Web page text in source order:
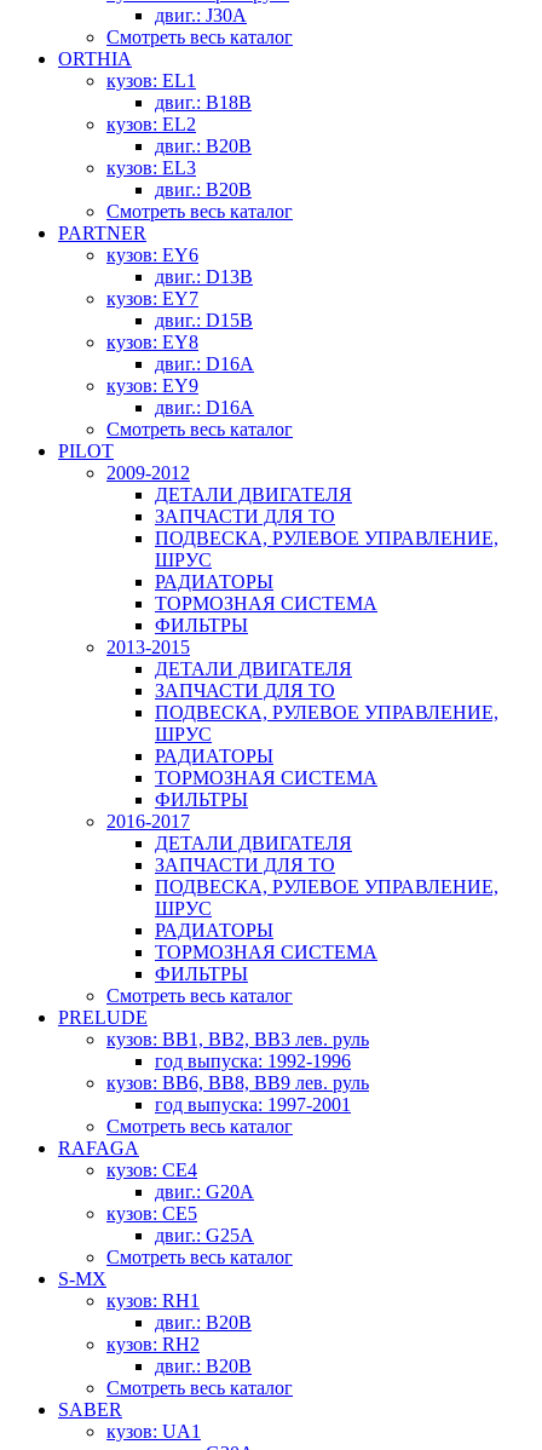
двиг.: J30A
Смотреть весь каталог
ORTHIA
кузов: EL1
двиг.: B18B
кузов: EL2
двиг.: B20B
кузов: EL3
двиг.: B20B
Смотреть весь каталог
PARTNER
кузов: EY6
двиг.: D13B
кузов: EY7
двиг.: D15B
кузов: EY8
двиг.: D16A
кузов: EY9
двиг.: D16A
Смотреть весь каталог
PILOT
2009-2012
ДЕТАЛИ ДВИГАТЕЛЯ
ЗАПЧАСТИ ДЛЯ ТО
ПОДВЕСКА, РУЛЕВОЕ УПРАВЛЕНИЕ,
ШРУС
РАДИАТОРЫ
ТОРМОЗНАЯ СИСТЕМА
ФИЛЬТРЫ
2013-2015
ДЕТАЛИ ДВИГАТЕЛЯ
ЗАПЧАСТИ ДЛЯ ТО
ПОДВЕСКА, РУЛЕВОЕ УПРАВЛЕНИЕ,
ШРУС
РАДИАТОРЫ
ТОРМОЗНАЯ СИСТЕМА
ФИЛЬТРЫ
2016-2017
ДЕТАЛИ ДВИГАТЕЛЯ
ЗАПЧАСТИ ДЛЯ ТО
ПОДВЕСКА, РУЛЕВОЕ УПРАВЛЕНИЕ,
ШРУС
РАДИАТОРЫ
ТОРМОЗНАЯ СИСТЕМА
ФИЛЬТРЫ
Смотреть весь каталог
PRELUDE
кузов: BB1, BB2, BB3 лев. руль
год выпуска: 1992-1996
кузов: BB6, BB8, BB9 лев. руль
год выпуска: 1997-2001
Смотреть весь каталог
RAFAGA
кузов: CE4
двиг.: G20A
кузов: CE5
двиг.: G25A
Смотреть весь каталог
S-MX
кузов: RH1
двиг.: B20B
кузов: RH2
двиг.: B20B
Смотреть весь каталог
SABER
кузов: UA1